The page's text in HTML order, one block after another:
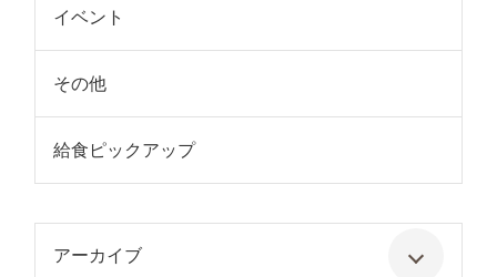
イベント
その他
給食ピックアップ
アーカイブ